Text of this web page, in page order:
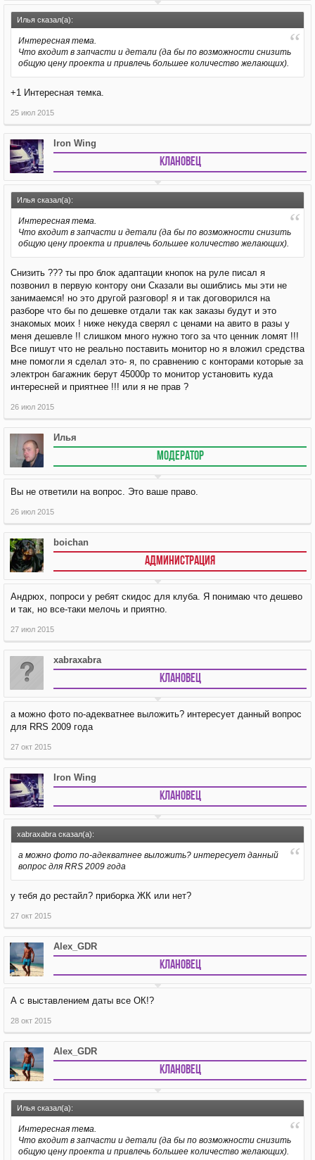
Илья сказал(а):
Интересная тема.
Что входит в запчасти и детали (да бы по возможности снизить
общую цену проекта и привлечь большее количество желающих).
+1 Интересная темка.
25 июл 2015
Iron Wing
Клановец
Илья сказал(а):
Интересная тема.
Что входит в запчасти и детали (да бы по возможности снизить
общую цену проекта и привлечь большее количество желающих).
Снизить ??? ты про блок адаптации кнопок на руле писал я
позвонил в первую контору они Сказали вы ошиблись мы эти не
занимаемся! но это другой разговор! я и так договорился на
разборе что бы по дешевке отдали так как заказы будут и это
знакомых моих ! ниже некуда сверял с ценами на авито в разы у
меня дешевле !! слишком много нужно того за что ценник ломят !!!
Все пишут что не реально поставить монитор но я вложил средства
мне помогли я сделал это- я, по сравнению с конторами которые за
электрон багажник берут 45000р то монитор установить куда
интересней и приятнее !!! или я не прав ?
26 июл 2015
Илья
МОДЕРАТОР
Вы не ответили на вопрос. Это ваше право.
26 июл 2015
boichan
АДМИНИСТРАЦИЯ
Андрюх, попроси у ребят скидос для клуба. Я понимаю что дешево
и так, но все-таки мелочь и приятно.
27 июл 2015
xabraxabra
Клановец
а можно фото по-адекватнее выложить? интересует данный вопрос
для RRS 2009 года
27 окт 2015
Iron Wing
Клановец
xabraxabra сказал(а):
а можно фото по-адекватнее выложить? интересует данный
вопрос для RRS 2009 года
у тебя до рестайл? приборка ЖК или нет?
27 окт 2015
Alex_GDR
Клановец
А с выставлением даты все ОК!?
28 окт 2015
Alex_GDR
Клановец
Илья сказал(а):
Интересная тема.
Что входит в запчасти и детали (да бы по возможности снизить
общую цену проекта и привлечь большее количество желающих).